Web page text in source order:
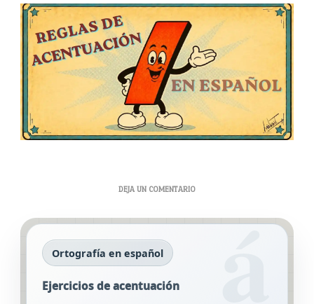
DEJA UN COMENTARIOEN
DE
Ortografía en español
Ejercicios de acentuación